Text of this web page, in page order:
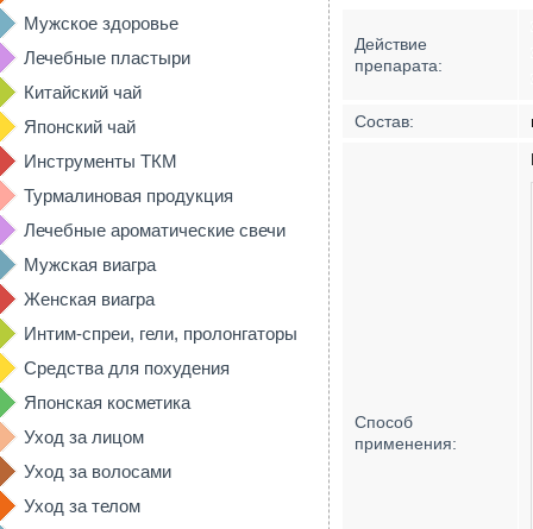
Мужское здоровье
Лечебные пластыри
Китайский чай
Японский чай
Инструменты ТКМ
Турмалиновая продукция
Лечебные ароматические свечи
Мужская виагра
Женская виагра
Интим-спреи, гели, пролонгаторы
Средства для похудения
Японская косметика
Уход за лицом
Уход за волосами
Уход за телом
Действие
препарата:
Состав:
Способ
применения: